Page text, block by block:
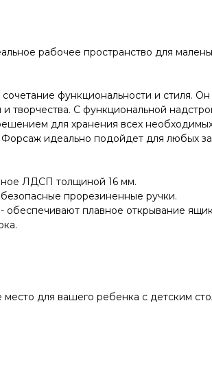
рабочее пространство для
сочетание функциональности и стиля.
творчества. С функциональной
для хранения всех
идеально подойдет для любых
ЛДСП толщиной 16 мм.
прорезиненные ручки.
обеспечивают плавное открывание
место для вашего ребенка с детским